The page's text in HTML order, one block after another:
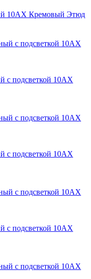
10АХ Кремовый Этюд
с подсветкой 10АХ
с подсветкой 10АХ
с подсветкой 10АХ